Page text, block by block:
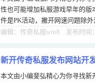
性也可能增加私服游戏早年的
件是PK活动，撇开网速问题除
级兵器，正所谓“一刀圣地，一
编辑：传奇私服win8 发布时间
新开传奇私服发布网站开
本文由小编斐弘精心为你寻找